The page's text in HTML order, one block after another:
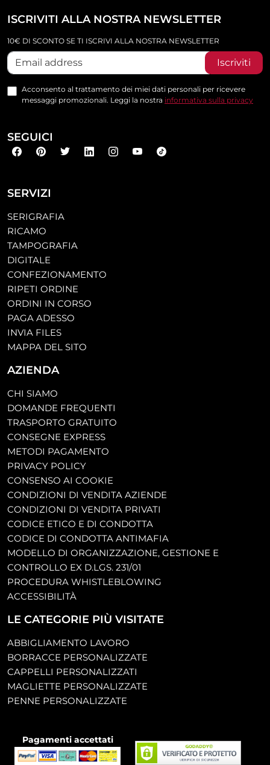
SERVIZI
SERIGRAFIA
RICAMO
TAMPOGRAFIA
DIGITALE
CONFEZIONAMENTO
RIPETI ORDINE
ORDINI IN CORSO
PAGA ADESSO
INVIA FILES
MAPPA DEL SITO
AZIENDA
CHI SIAMO
DOMANDE FREQUENTI
TRASPORTO GRATUITO
CONSEGNE EXPRESS
METODI PAGAMENTO
PRIVACY POLICY
CONSENSO AI COOKIE
CONDIZIONI DI VENDITA AZIENDE
CONDIZIONI DI VENDITA PRIVATI
CODICE ETICO E DI CONDOTTA
CODICE DI CONDOTTA ANTIMAFIA
MODELLO DI ORGANIZZAZIONE, GESTIONE E
CONTROLLO EX D.LGS. 231/01
PROCEDURA WHISTLEBLOWING
ACCESSIBILITÀ
LE CATEGORIE PIÙ VISITATE
ABBIGLIAMENTO LAVORO
BORRACCE PERSONALIZZATE
CAPPELLI PERSONALIZZATI
MAGLIETTE PERSONALIZZATE
PENNE PERSONALIZZATE
ISCRIVITI ALLA NOSTRA NEWSLETTER
10€ DI SCONTO SE TI ISCRIVI ALLA NOSTRA NEWSLETTER
Iscriviti
Acconsento al trattamento dei miei dati personali per ricevere
messaggi promozionali. Leggi la nostra informativa sulla privacy
SEGUICI
Pagamenti accettati